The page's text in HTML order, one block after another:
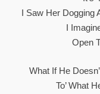
I Saw Her Dogging
I
Open
What If He
To’ What